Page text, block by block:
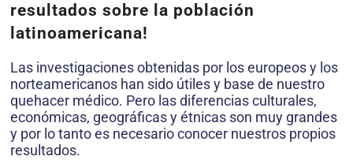
resultados sobre la población
latinoamericana!
Las investigaciones obtenidas por los europeos y los
norteamericanos han sido útiles y base de nuestro
quehacer médico. Pero las diferencias culturales,
económicas, geográficas y étnicas son muy grandes
y por lo tanto es necesario conocer nuestros propios
resultados.